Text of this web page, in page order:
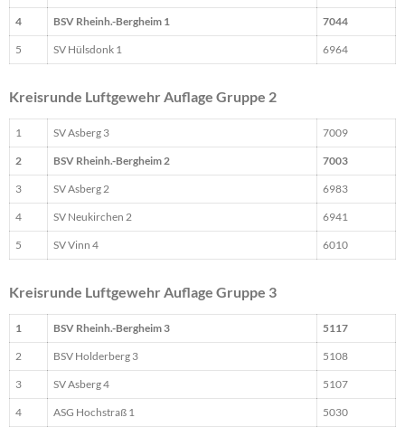
4 BSV Rheinh.-Bergheim 1 7044
5 SV Hülsdonk 1 6964
Kreisrunde Luftgewehr Auflage Gruppe 2
1 SV Asberg 3 7009
2 BSV Rheinh.-Bergheim 2 7003
3 SV Asberg 2 6983
4 SV Neukirchen 2 6941
5 SV Vinn 4 6010
Kreisrunde Luftgewehr Auflage Gruppe 3
1 BSV Rheinh.-Bergheim 3 5117
2 BSV Holderberg 3 5108
3 SV Asberg 4 5107
4 ASG Hochstraß 1 5030